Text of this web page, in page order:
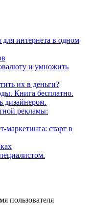
интернета в одном
и умножить
их в деньги?
Книга бесплатно.
дизайнером.
рекламы:
маркетинга: старт в
пользователя